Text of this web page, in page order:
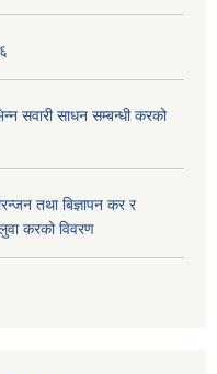
सवारी साधन सम्बन्धी करको
तथा बिज्ञापन कर र
करको विवरण